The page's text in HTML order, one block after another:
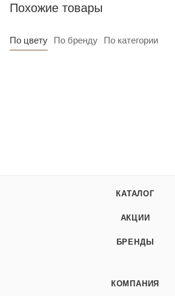
Похожие товары
По цвету По бренду По категории
КАТАЛОГ
АКЦИИ
БРЕНДЫ
КОМПАНИЯ